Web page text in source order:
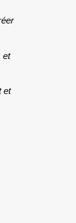
et
et